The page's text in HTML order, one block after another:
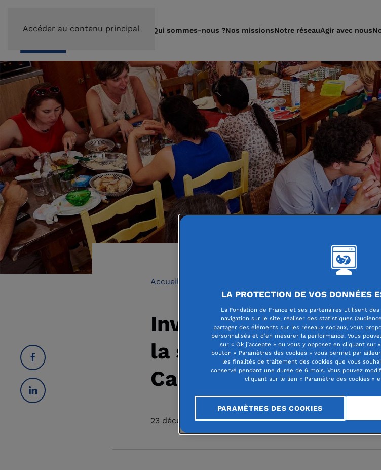
Accéder au contenu principal Qui sommes-nous ?Nos missionsNotre réseauAgir avec nous
Accueil
Inventer demain un
la solitude, avec les
Cantines
23 décembre 2021
LA PROTECTION DE VOS DONNÉES
La Fondation de France et ses partenaires utilisent
navigation sur le site, réaliser des statistiques
partager des éléments sur les réseaux sociaux, vous
personnalisés et d’en mesurer la performance. Vous
sur « Ok j’accepte » ou vous y opposez en cliquant sur
bouton « Paramètres des cookies » vous permet par
les finalités de traitement des cookies que vous
conservé pendant une durée de 6 mois. Vous pouvez
cliquant sur le lien « Paramètre des cookies »
PARAMÈTRES DES COOKIES